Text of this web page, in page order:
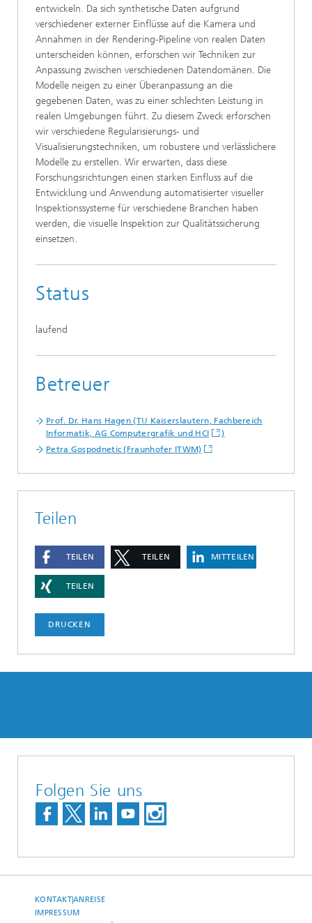
entwickeln. Da sich synthetische Daten aufgrund
verschiedener externer Einflüsse auf die Kamera und
Annahmen in der Rendering-Pipeline von realen Daten
unterscheiden können, erforschen wir Techniken zur
Anpassung zwischen verschiedenen Datendomänen. Die
Modelle neigen zu einer Überanpassung an die
gegebenen Daten, was zu einer schlechten Leistung in
realen Umgebungen führt. Zu diesem Zweck erforschen
wir verschiedene Regularisierungs- und
Visualisierungstechniken, um robustere und verlässlichere
Modelle zu erstellen. Wir erwarten, dass diese
Forschungsrichtungen einen starken Einfluss auf die
Entwicklung und Anwendung automatisierter visueller
Inspektionssysteme für verschiedene Branchen haben
werden, die visuelle Inspektion zur Qualitätssicherung
einsetzen.
Status
laufend
Betreuer
Prof. Dr. Hans Hagen (TU Kaiserslautern, Fachbereich
Informatik, AG Computergrafik und HCI
)
Petra Gospodnetic (Fraunhofer ITWM)
Teilen
TEILEN TEILEN MITTEILEN
TEILEN
DRUCKEN
Folgen Sie uns
KONTAKT|ANREISE
IMPRESSUM